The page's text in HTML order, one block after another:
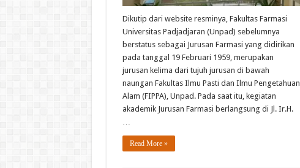
Dikutip dari website resminya, Fakultas Farmasi
Universitas Padjadjaran (Unpad) sebelumnya
berstatus sebagai Jurusan Farmasi yang didirikan
pada tanggal 19 Februari 1959, merupakan
jurusan kelima dari tujuh jurusan di bawah
naungan Fakultas Ilmu Pasti dan Ilmu Pengetahuan
Alam (FIPPA), Unpad. Pada saat itu, kegiatan
akademik Jurusan Farmasi berlangsung di Jl. Ir.H.
Read More »